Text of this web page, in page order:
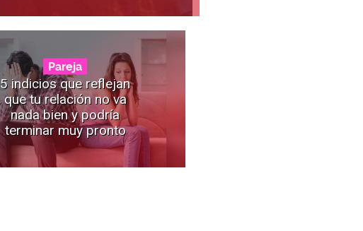
Pareja
5 indicios que reflejan
que tu relación no va
nada bien y podría
terminar muy pronto